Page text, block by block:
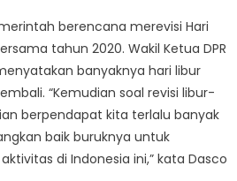
berencana merevisi Hari
tahun 2020. Wakil Ketua DPR
banyaknya hari libur
“Kemudian soal revisi libur-
berpendapat kita terlalu banyak
baik buruknya untuk
di Indonesia ini,” kata Dasco